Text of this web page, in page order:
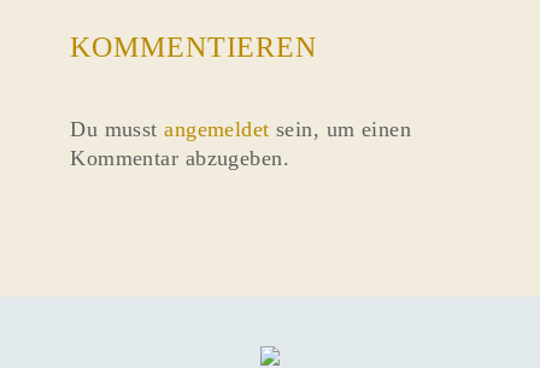
KOMMENTIEREN
Du musstangemeldet sein, um einen
Kommentar abzugeben.